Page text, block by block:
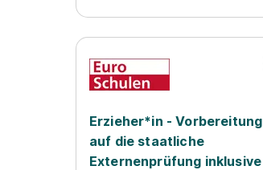
Erzieher*in - Vorbereitung
auf die staatliche
Externenprüfung inklusive